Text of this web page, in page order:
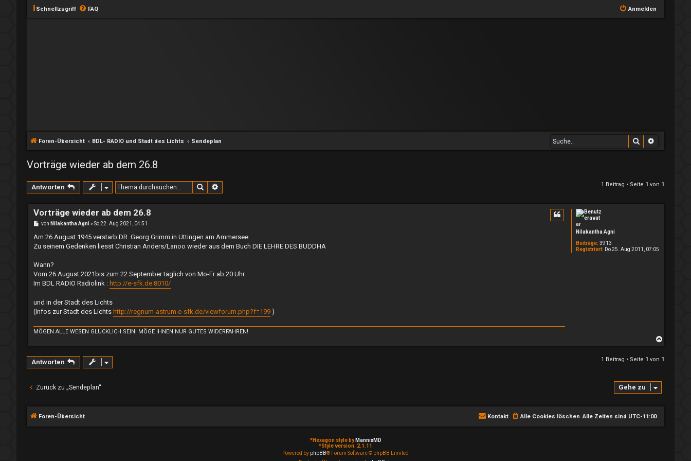
Schnellzugriff FAQ Anmelden
Foren-Übersicht BDL- RADIO und Stadt des Lichts Sendeplan Suche
Vorträge wieder ab dem 26.8
Antworten Suche 1 Beitrag • Seite 1 von 1
Nilakantha Agni
Beiträge: 3913
Registriert: Do 25. Aug 2011, 07:05
Vorträge wieder ab dem 26.8
B
i
r
von Nilakantha Agni »So 22. Aug 2021, 04:51
Am 26.August 1945 verstarb DR. Georg Grimm in Uttingen am Ammersee.
Zu seinem Gedenken liesst Christian Anders/Lanoo wieder aus dem Buch DIE LEHRE DES BUDDHA
Wann?
Vom 26.August.2021bis zum 22.September täglich von Mo-Fr ab 20 Uhr.
Im BDL RADIO Radiolink : http://e-sfk.de:8010/
und in der Stadt des Lichts
(Infos zur Stadt des Lichts http://regnum-astrum.e-sfk.de/viewforum.php?f=199 )
MÖGEN ALLE WESEN GLÜCKLICH SEIN! MÖGE IHNEN NUR GUTES WIDERFAHREN!
Antworten 1 Beitrag • Seite 1 von 1
Zurück zu „Sendeplan“ Gehe zu
Foren-Übersicht Alle Zeiten sind UTC-11:00
Alle Cookies löschen
Kontakt
*Hexagon style by MannixMD
*Style version: 2.1.11
Powered by phpBB® Forum Software © phpBB Limited